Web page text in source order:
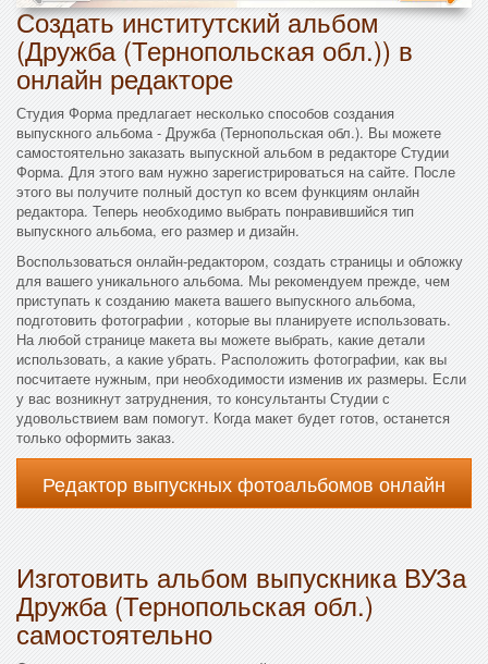
Создать институтский альбом
(Дружба (Тернопольская обл.)) в
онлайн редакторе
Студия Форма предлагает несколько способов создания
выпускного альбома - Дружба (Тернопольская обл.). Вы можете
самостоятельно заказать выпускной альбом в редакторе Студии
Форма. Для этого вам нужно зарегистрироваться на сайте. После
этого вы получите полный доступ ко всем функциям онлайн
редактора. Теперь необходимо выбрать понравившийся тип
выпускного альбома, его размер и дизайн.
Воспользоваться онлайн-редактором, создать страницы и обложку
для вашего уникального альбома. Мы рекомендуем прежде, чем
приступать к созданию макета вашего выпускного альбома,
подготовить фотографии , которые вы планируете использовать.
На любой странице макета вы можете выбрать, какие детали
использовать, а какие убрать. Расположить фотографии, как вы
посчитаете нужным, при необходимости изменив их размеры. Если
у вас возникнут затруднения, то консультанты Студии с
удовольствием вам помогут. Когда макет будет готов, останется
только оформить заказ.
Редактор выпускных фотоальбомов онлайн
Изготовить альбом выпускника ВУЗа
Дружба (Тернопольская обл.)
самостоятельно